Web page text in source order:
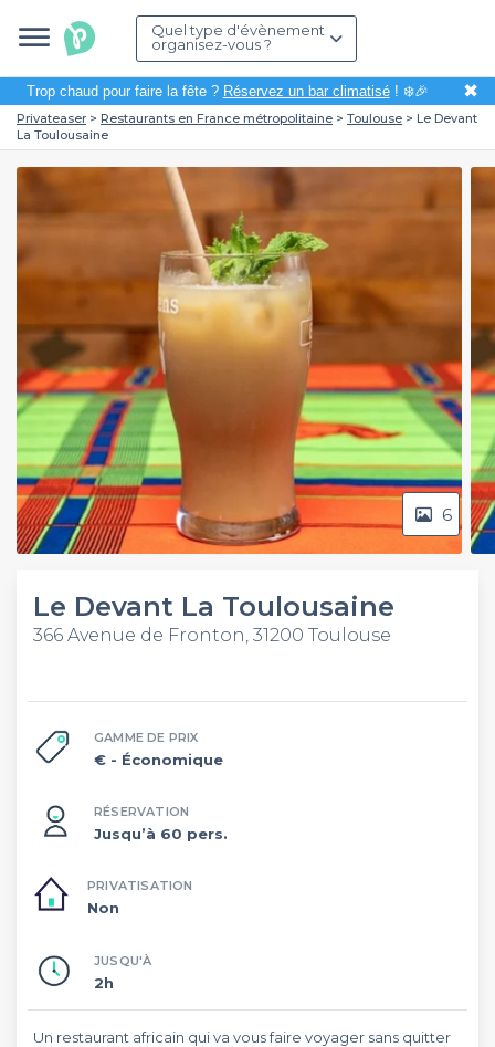
Quel type d'évènement
organisez-vous ?
Trop chaud pour faire la fête ? Réservez un bar climatisé! ❄️🎉 ✖
Privateaser Restaurants en France métropolitaine Toulouse
Le Devant
La Toulousaine
6
Le Devant La Toulousaine
366 Avenue de Fronton, 31200 Toulouse
GAMME DE PRIX
€ - Économique
RÉSERVATION
Jusqu’à 60 pers.
PRIVATISATION
Non
JUSQU'À
2h
Un restaurant africain qui va vous faire voyager sans quitter